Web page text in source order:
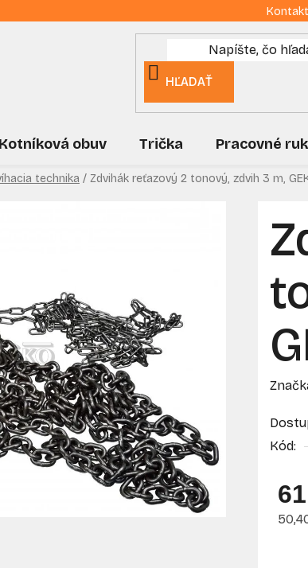
HĽADAŤ
Kotníková obuv Trička Pracovné
technika / Zdvihák reťazový 2 tonový, zdvih 3 m,
Kód: